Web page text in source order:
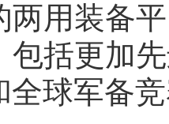
两用装备
包括更加
全球军备